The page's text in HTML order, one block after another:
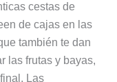
cestas de
de cajas en las
también te dan
las frutas y bayas,
Las